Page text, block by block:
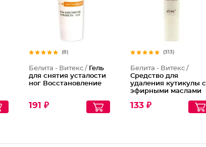
(8)
Белита - Витекс / Гель
для снятия усталости
ног Восстановление
191 ₽
(313)
Белита - Витекс /
Средство для
удаления кутикулы с
эфирными маслами
дерева
133 ₽